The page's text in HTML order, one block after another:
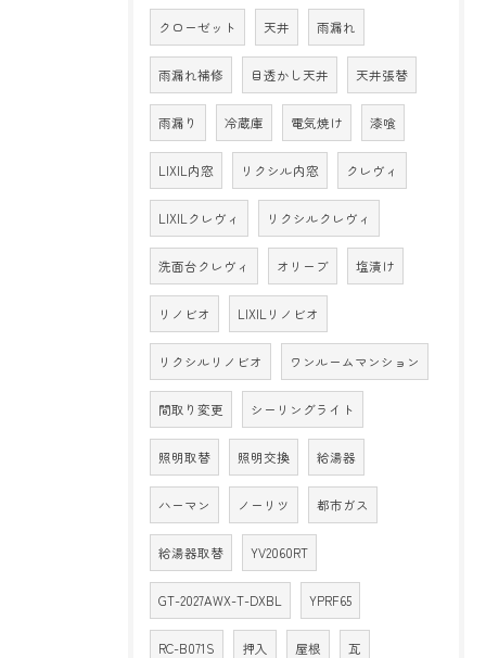
クローゼット 天井 雨漏れ
雨漏れ補修 目透かし天井 天井張替
雨漏り 冷蔵庫 電気焼け 漆喰
LIXIL内窓 リクシル内窓 クレヴィ
LIXILクレヴィ リクシルクレヴィ
洗面台クレヴィ オリーブ 塩漬け
リノビオ LIXILリノビオ
リクシルリノビオ ワンルームマンション
間取り変更 シーリングライト
照明取替 照明交換 給湯器
ハーマン ノーリツ 都市ガス
給湯器取替 YV2060RT
GT-2027AWX-T-DXBL YPRF65
RC-B071S 押入 屋根 瓦